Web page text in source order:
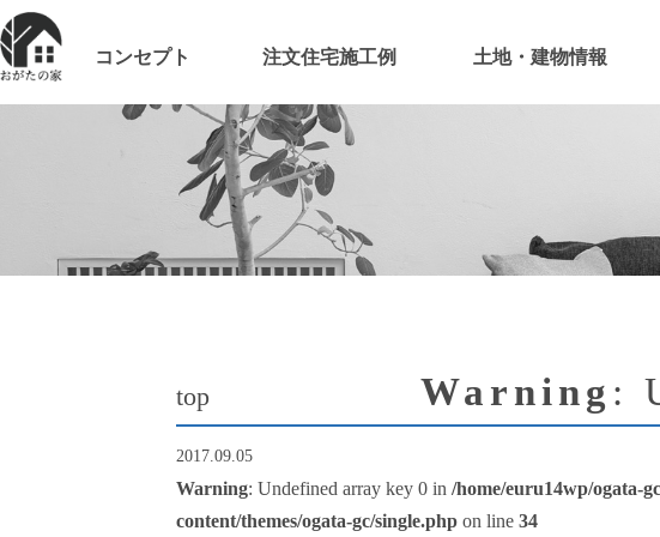
コンセプト 注文住宅施工例 土地・建物情報
Warning :
top
2017.09.05
Warning: Undefined array key 0 in /home/euru14wp/ogata-
content/themes/ogata-gc/single.php on line 34